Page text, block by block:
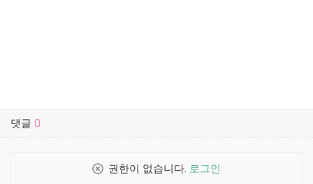
댓글 0
권한이 없습니다. 로그인